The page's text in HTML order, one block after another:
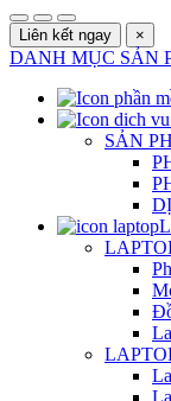
Liên kết ngay ×
DANH MỤC SẢN
SẢN